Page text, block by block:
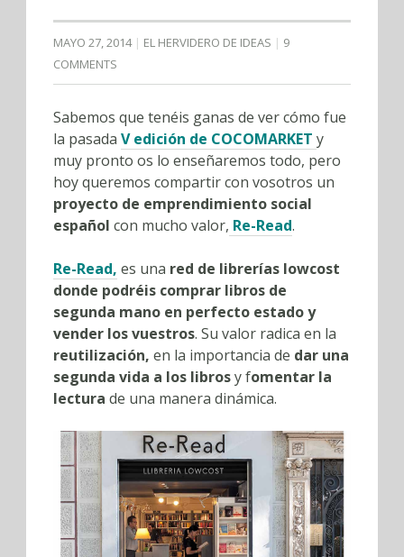
MAYO 27, 2014 EL HERVIDERO DE IDEAS
9
COMMENTS
Sabemos que tenéis ganas de ver cómo fue
la pasada V edición de COCOMARKET y
muy pronto os lo enseñaremos todo, pero
hoy queremos compartir con vosotros un
proyecto de emprendimiento social
español con mucho valor, Re-Read.
Re-Read, es una red de librerías lowcost
donde podréis comprar libros de
segunda mano en perfecto estado y
vender los vuestros. Su valor radica en la
reutilización, en la importancia de dar una
segunda vida a los librosy fomentar la
lectura de una manera dinámica.